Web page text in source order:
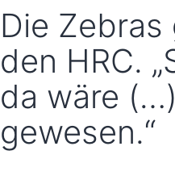
-
Hannover
Die Zebras
den HRC.
da wäre
gewesen.“